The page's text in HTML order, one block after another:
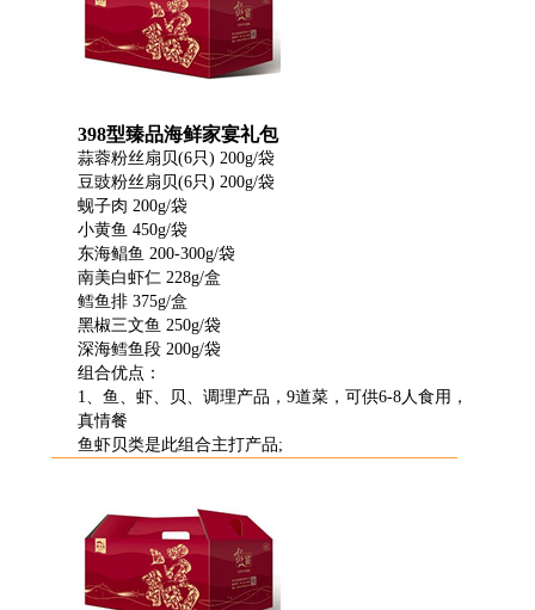
398型臻品海鲜家宴礼包
蒜蓉粉丝扇贝(6只) 200g/袋
豆豉粉丝扇贝(6只) 200g/袋
蚬子肉 200g/袋
小黄鱼 450g/袋
东海鲳鱼 200-300g/袋
南美白虾仁 228g/盒
鳕鱼排 375g/盒
黑椒三文鱼 250g/袋
深海鳕鱼段 200g/袋
组合优点：
1、鱼、虾、贝、调理产品，9道菜，可供6-8人食用，
真情餐
鱼虾贝类是此组合主打产品;